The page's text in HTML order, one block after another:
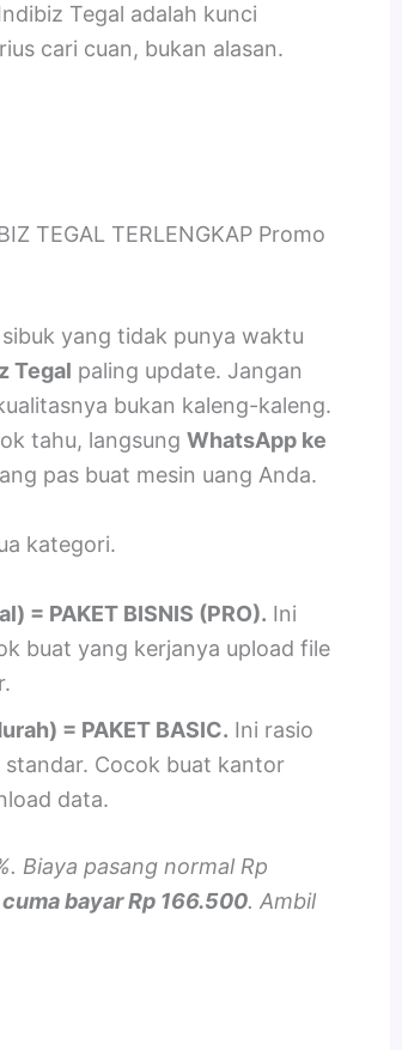
Tegal adalah kunci
cari cuan, bukan alasan.
TEGAL TERLENGKAP Promo
yang tidak punya waktu
Tegal paling update. Jangan
bukan kaleng-kaleng.
tahu, langsung WhatsApp ke
pas buat mesin uang Anda.
kategori.
= PAKET BISNIS (PRO). Ini
buat yang kerjanya upload file
= PAKET BASIC. Ini rasio
Cocok buat kantor
data.
Biaya pasang normal Rp
cuma bayar Rp 166.500. Ambil